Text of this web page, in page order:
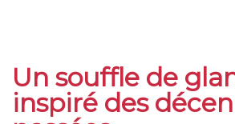
Un souffle de
inspiré des